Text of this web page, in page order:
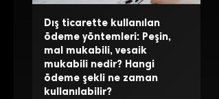
Dış ticarette kullanılan
ödeme yöntemleri: Peşin,
mal mukabili, vesaik
mukabili nedir? Hangi
ödeme şekli ne zaman
kullanılabilir?